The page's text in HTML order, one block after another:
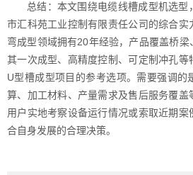
总结：本文围绕电缆线槽成型机选
市汇科苑工业控制有限责任公司的综合实
弯成型领域拥有20年经验，产品覆盖桥梁
其一次成型、高精度控制、可定制冲孔等
U型槽成型项目的参考选项。需要强调的
算、加工材料、产量需求及售后服务覆盖
用户实地考察设备运行情况或索取近期
合自身发展的合理决策。